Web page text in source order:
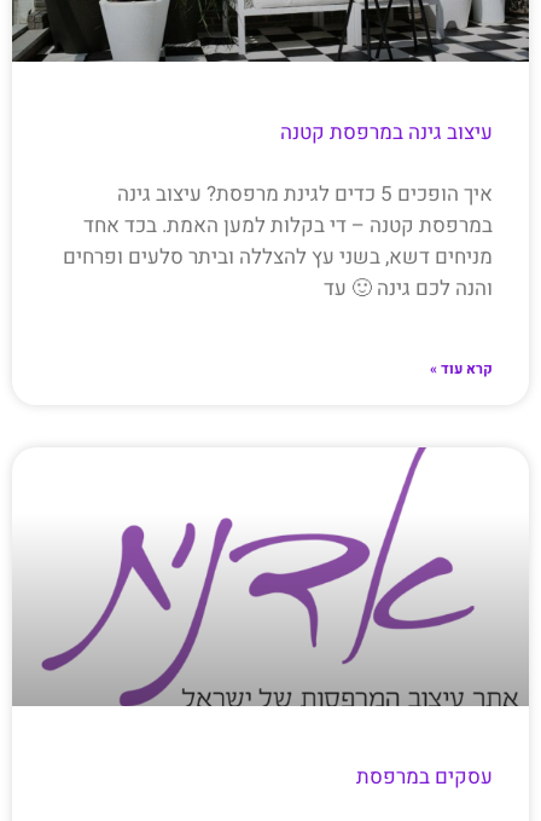
עיצוב גינה במרפסת קטנה
איך הופכים 5 כדים לגינת מרפסת? עיצוב גינה
במרפסת קטנה – די בקלות למען האמת. בכד אחד
מניחים דשא, בשני עץ להצללה וביתר סלעים ופרחים
והנה לכם גינה 🙂 עד
קרא עוד »
עסקים במרפסת